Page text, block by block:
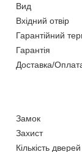
Вид
Вхідний отвір
Гарантійний
Гарантія
Доставка/
Замок
Захист
Кількість дверей